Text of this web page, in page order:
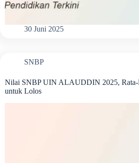
30 Juni 2025
SNBP
Nilai SNBP UIN ALAUDDIN 2025, Rata-
untuk Lolos